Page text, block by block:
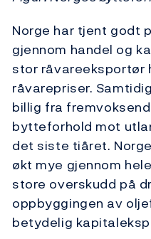
Norge har tjent godt
gjennom handel og
stor råvareeksportør
råvarepriser.
billig fra
bytteforhold mot
det siste tiåret.
økt mye gjennom
store overskudd på
oppbyggingen av
betydelig